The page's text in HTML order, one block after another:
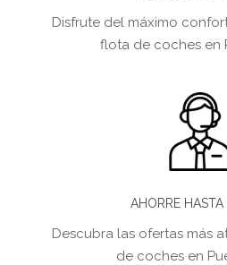
Disfrute del máximo
flota de coches en
AHORRE HASTA
Descubra las ofertas más
de coches en